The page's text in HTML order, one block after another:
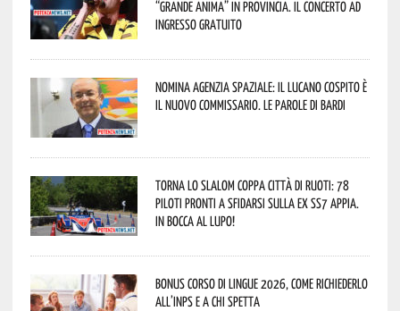
“Grande Anima” in provincia. Il concerto ad
ingresso gratuito
Nomina Agenzia Spaziale: il lucano Cospito è
il nuovo commissario. Le parole di Bardi
Torna lo Slalom Coppa Città di Ruoti: 78
piloti pronti a sfidarsi sulla ex SS7 Appia.
In bocca al lupo!
Bonus corso di lingue 2026, come richiederlo
all’INPS e a chi spetta